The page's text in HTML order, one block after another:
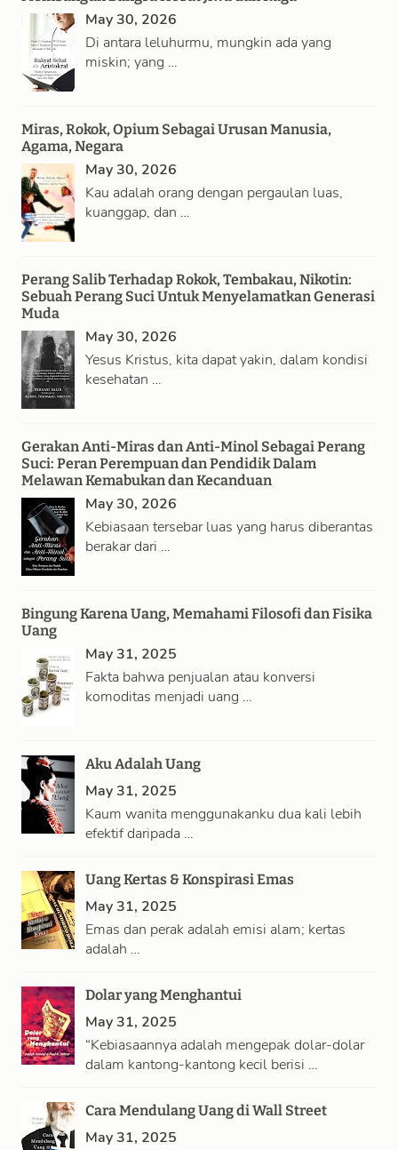
May 30, 2026
Di antara leluhurmu, mungkin ada yang
miskin; yang …
Miras, Rokok, Opium Sebagai Urusan Manusia,
Agama, Negara
May 30, 2026
Kau adalah orang dengan pergaulan luas,
kuanggap, dan …
Perang Salib Terhadap Rokok, Tembakau, Nikotin:
Sebuah Perang Suci Untuk Menyelamatkan Generasi
Muda
May 30, 2026
Yesus Kristus, kita dapat yakin, dalam kondisi
kesehatan …
Gerakan Anti-Miras dan Anti-Minol Sebagai Perang
Suci: Peran Perempuan dan Pendidik Dalam
Melawan Kemabukan dan Kecanduan
May 30, 2026
Kebiasaan tersebar luas yang harus diberantas
berakar dari …
Bingung Karena Uang, Memahami Filosofi dan Fisika
Uang
May 31, 2025
Fakta bahwa penjualan atau konversi
komoditas menjadi uang …
Aku Adalah Uang
May 31, 2025
Kaum wanita menggunakanku dua kali lebih
efektif daripada …
Uang Kertas & Konspirasi Emas
May 31, 2025
Emas dan perak adalah emisi alam; kertas
adalah …
Dolar yang Menghantui
May 31, 2025
“Kebiasaannya adalah mengepak dolar-dolar
dalam kantong-kantong kecil berisi …
Cara Mendulang Uang di Wall Street
May 31, 2025